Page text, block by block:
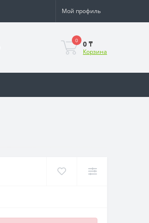
Мой профиль
0 0 ₸
Корзина